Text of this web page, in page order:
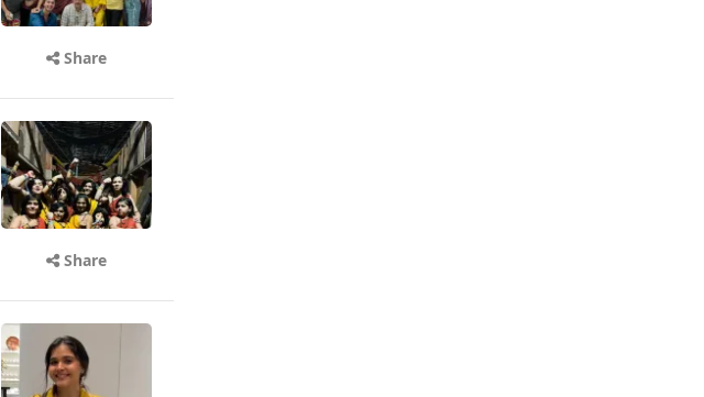
Share
Share